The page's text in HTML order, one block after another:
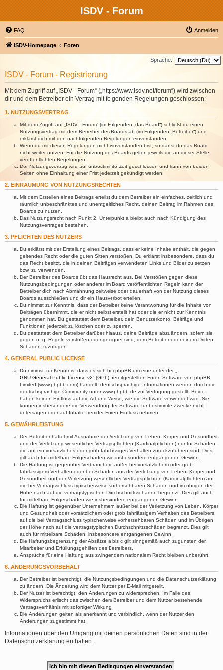
ISDV - Forum
FAQ Anmelden
ISDV-Homepage Foren
Sprache:
ISDV - Forum - Registrierung
Mit dem Zugriff auf „ISDV - Forum“ („https://www.isdv.net/forum“) wird zwischen
dir und dem Betreiber ein Vertrag mit folgenden Regelungen geschlossen:
1. NUTZUNGSVERTRAG
Mit dem Zugriff auf „ISDV - Forum“ (im Folgenden „das Board“) schließt du einen
Nutzungsvertrag mit dem Betreiber des Boards ab (im Folgenden „Betreiber“) und
erklärst dich mit den nachfolgenden Regelungen einverstanden.
Wenn du mit diesen Regelungen nicht einverstanden bist, so darfst du das Board
nicht weiter nutzen. Für die Nutzung des Boards gelten jeweils die an dieser Stelle
veröffentlichten Regelungen.
Der Nutzungsvertrag wird auf unbestimmte Zeit geschlossen und kann von beiden
Seiten ohne Einhaltung einer Frist jederzeit gekündigt werden.
2. EINRÄUMUNG VON NUTZUNGSRECHTEN
Mit dem Erstellen eines Beitrags erteilst du dem Betreiber ein einfaches, zeitlich und
räumlich unbeschränktes und unentgeltliches Recht, deinen Beitrag im Rahmen des
Boards zu nutzen.
Das Nutzungsrecht nach Punkt 2, Unterpunkt a bleibt auch nach Kündigung des
Nutzungsvertrages bestehen.
3. PFLICHTEN DES NUTZERS
Du erklärst mit der Erstellung eines Beitrags, dass er keine Inhalte enthält, die gegen
geltendes Recht oder die guten Sitten verstoßen. Du erklärst insbesondere, dass du
das Recht besitzt, die in deinen Beiträgen verwendeten Links und Bilder zu setzen
bzw. zu verwenden.
Der Betreiber des Boards übt das Hausrecht aus. Bei Verstößen gegen diese
Nutzungsbedingungen oder anderer im Board veröffentlichten Regeln kann der
Betreiber dich nach Abmahnung zeitweise oder dauerhaft von der Nutzung dieses
Boards ausschließen und dir ein Hausverbot erteilen.
Du nimmst zur Kenntnis, dass der Betreiber keine Verantwortung für die Inhalte von
Beiträgen übernimmt, die er nicht selbst erstellt hat oder die er nicht zur Kenntnis
genommen hat. Du gestattest dem Betreiber, dein Benutzerkonto, Beiträge und
Funktionen jederzeit zu löschen oder zu sperren.
Du gestattest dem Betreiber darüber hinaus, deine Beiträge abzuändern, sofern sie
gegen o. g. Regeln verstoßen oder geeignet sind, dem Betreiber oder einem Dritten
Schaden zuzufügen.
4. GENERAL PUBLIC LICENSE
Du nimmst zur Kenntnis, dass es sich bei phpBB um eine unter der „
GNU General Public License v2“ (GPL) bereitgestellten Foren-Software von phpBB
Limited (www.phpbb.com) handelt; deutschsprachige Informationen werden durch die
deutschsprachige Community unter www.phpbb.de zur Verfügung gestellt. Beide
haben keinen Einfluss auf die Art und Weise, wie die Software verwendet wird. Sie
können insbesondere die Verwendung der Software für bestimmte Zwecke nicht
untersagen oder auf Inhalte fremder Foren Einfluss nehmen.
5. GEWÄHRLEISTUNG
Der Betreiber haftet mit Ausnahme der Verletzung von Leben, Körper und Gesundheit
und der Verletzung wesentlicher Vertragspflichten (Kardinalpflichten) nur für Schäden,
die auf ein vorsätzliches oder grob fahrlässiges Verhalten zurückzuführen sind. Dies
gilt auch für mittelbare Folgeschäden wie insbesondere entgangenen Gewinn.
Die Haftung ist gegenüber Verbrauchern außer bei vorsätzlichem oder grob
fahrlässigem Verhalten oder bei Schäden aus der Verletzung von Leben, Körper und
Gesundheit und der Verletzung wesentlicher Vertragspflichten (Kardinalpflichten) auf
die bei Vertragsschluss typischerweise vorhersehbaren Schäden und im übrigen der
Höhe nach auf die vertragstypischen Durchschnittsschäden begrenzt. Dies gilt auch
für mittelbare Folgeschäden wie insbesondere entgangenen Gewinn.
Die Haftung ist gegenüber Unternehmern außer bei der Verletzung von Leben, Körper
und Gesundheit oder vorsätzlichem oder grob fahrlässigem Verhalten des Betreibers
auf die bei Vertragsschluss typischerweise vorhersehbaren Schäden und im Übrigen
der Höhe nach auf die vertragstypischen Durchschnittsschäden begrenzt. Dies gilt
auch für mittelbare Schäden, insbesondere entgangenen Gewinn.
Die Haftungsbegrenzung der Absätze a bis c gilt sinngemäß auch zugunsten der
Mitarbeiter und Erfüllungsgehilfen des Betreibers.
Ansprüche für eine Haftung aus zwingendem nationalem Recht bleiben unberührt.
6. ÄNDERUNGSVORBEHALT
Der Betreiber ist berechtigt, die Nutzungsbedingungen und die Datenschutzerklärung
zu ändern. Die Änderung wird dem Nutzer per E-Mail mitgeteilt.
Der Nutzer ist berechtigt, den Änderungen zu widersprechen. Im Falle des
Widerspruchs erlischt das zwischen dem Betreiber und dem Nutzer bestehende
Vertragsverhältnis mit sofortiger Wirkung.
Die Änderungen gelten als anerkannt und verbindlich, wenn der Nutzer den
Änderungen zugestimmt hat.
Informationen über den Umgang mit deinen persönlichen Daten sind in der
Datenschutzerklärung enthalten.